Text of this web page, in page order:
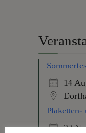
14
Plaketten-
28